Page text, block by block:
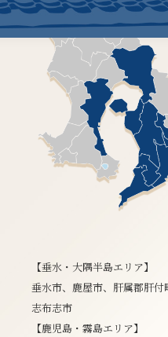
【垂水・大隅半島エリア】
垂水市、鹿屋市、肝属郡肝付
志布志市
【鹿児島・霧島エリア】